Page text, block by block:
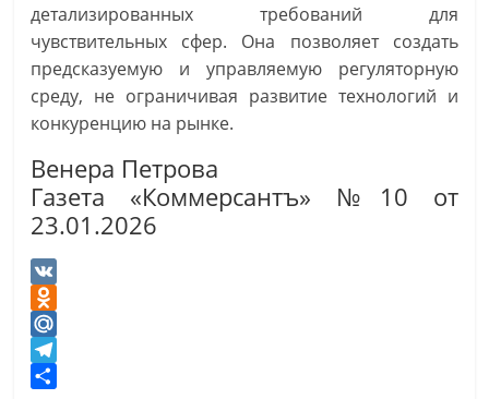
детализированных требований для
чувствительных сфер. Она позволяет создать
предсказуемую и управляемую регуляторную
среду, не ограничивая развитие технологий и
конкуренцию на рынке.
Венера Петрова
Газета «Коммерсантъ» №10 от
23.01.2026
V
K
O
d
n
M
a
T